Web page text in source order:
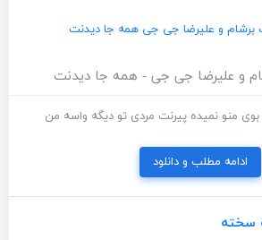
و علیرضا جی جی - همه جا دیدنت
منو نمیده پیرنت مردی تو دیگه واسه من
ادامه مطلب و دانلود
سخته